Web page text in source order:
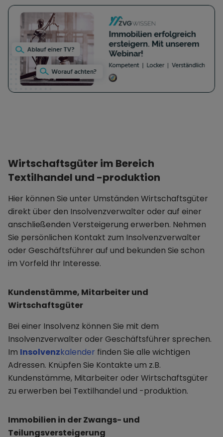
Wirtschaftsgüter im Bereich
Textilhandel und -produktion
Hier können Sie unter Umständen Wirtschaftsgüter
direkt über den Insolvenzverwalter oder auf einer
anschließenden Versteigerung erwerben. Nehmen
Sie persönlichen Kontakt zum Insolvenzverwalter
oder Geschäftsführer auf und bekunden Sie schon
im Vorfeld Ihr Interesse.
Kundenstämme, Mitarbeiter und
Wirtschaftsgüter
Bei einer Insolvenz können Sie mit dem
Insolvenzverwalter oder Geschäftsführer sprechen.
Im Insolvenzkalender finden Sie alle wichtigen
Adressen. Knüpfen Sie Kontakte um z.B.
Kundenstämme, Mitarbeiter oder Wirtschaftsgüter
zu erwerben bei Textilhandel und -produktion.
Immobilien in der Zwangs- und
Teilungsversteigerung